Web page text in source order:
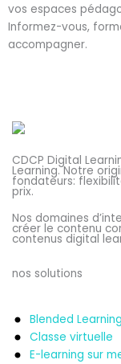
vos espaces
Informez-vous,
accompagner.
CDCP Digital
Learning. Notre
fondateurs:
prix.
Nos domaines
créer le contenu
contenus digital
nos solutions
Blended Learning
Classe virtuelle
E-learning sur